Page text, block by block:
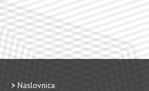
Naslovnica